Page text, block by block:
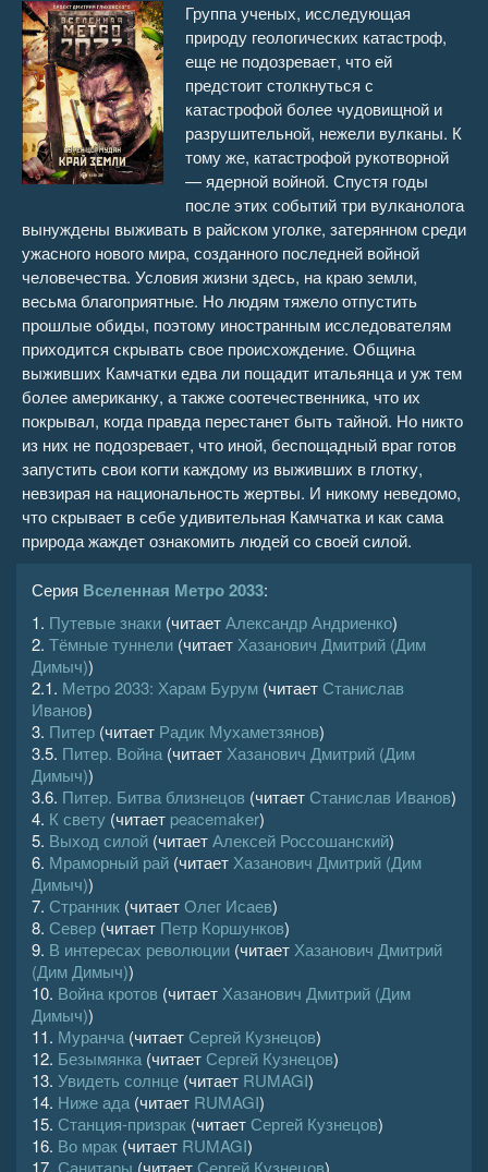
Группа ученых, исследующая
природу геологических катастроф,
еще не подозревает, что ей
предстоит столкнуться с
катастрофой более чудовищной и
разрушительной, нежели вулканы. К
тому же, катастрофой рукотворной
— ядерной войной. Спустя годы
после этих событий три вулканолога
вынуждены выживать в райском уголке, затерянном среди
ужасного нового мира, созданного последней войной
человечества. Условия жизни здесь, на краю земли,
весьма благоприятные. Но людям тяжело отпустить
прошлые обиды, поэтому иностранным исследователям
приходится скрывать свое происхождение. Община
выживших Камчатки едва ли пощадит итальянца и уж тем
более американку, а также соотечественника, что их
покрывал, когда правда перестанет быть тайной. Но никто
из них не подозревает, что иной, беспощадный враг готов
запустить свои когти каждому из выживших в глотку,
невзирая на национальность жертвы. И никому неведомо,
что скрывает в себе удивительная Камчатка и как сама
природа жаждет ознакомить людей со своей силой.
Серия Вселенная Метро 2033:
1. Путевые знаки (читаетАлександр Андриенко)
2. Тёмные туннели (читает Хазанович Дмитрий (Дим
Димыч))
2.1. Метро 2033: Харам Бурум (читает Станислав
Иванов)
3. Питер (читает Радик Мухаметзянов)
3.5. Питер. Война (читает Хазанович Дмитрий (Дим
Димыч))
3.6. Питер. Битва близнецов (читает Станислав Иванов)
4. К свету (читает peacemaker)
5. Выход силой (читаетАлексей Россошанский)
6. Мраморный рай (читает Хазанович Дмитрий (Дим
Димыч))
7. Странник (читаетОлег Исаев)
8. Север (читает Петр Коршунков)
9. В интересах революции (читает Хазанович Дмитрий
(Дим Димыч))
10. Война кротов (читает Хазанович Дмитрий (Дим
Димыч))
11. Муранча (читает Сергей Кузнецов)
12. Безымянка (читает Сергей Кузнецов)
13. Увидеть солнце (читает RUMAGI)
14. Ниже ада (читает RUMAGI)
15. Станция-призрак (читает Сергей Кузнецов)
16. Во мрак (читает RUMAGI)
17. Санитары (читает Сергей Кузнецов)